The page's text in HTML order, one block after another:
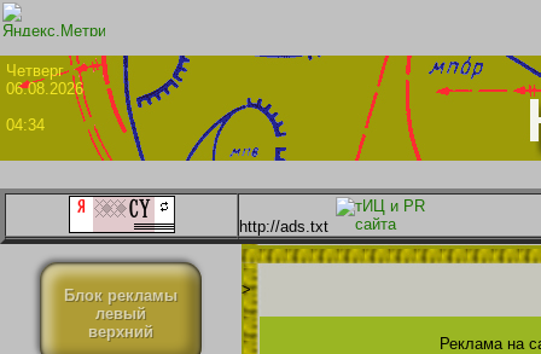
06.08.2026
04:34
http://ads.txt
Блок рекламы
левый
верхний
>
Реклама на